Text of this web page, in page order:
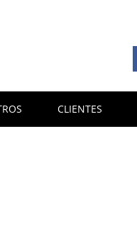
CLIENTES